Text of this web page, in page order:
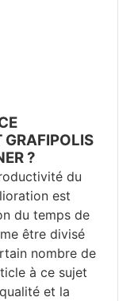
GRAFIPOLIS
?
du
est
du temps de
être divisé
nombre de
à ce sujet
et la